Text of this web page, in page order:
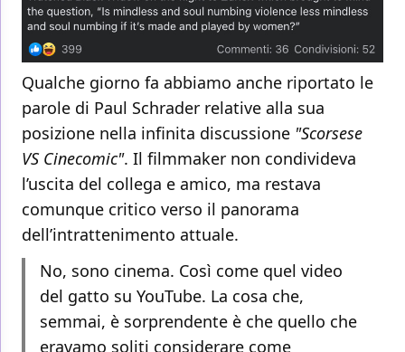
Qualche giorno fa abbiamo anche riportato le
parole di Paul Schrader relative alla sua
posizione nella infinita discussione "Scorsese
VS Cinecomic". Il filmmaker non condivideva
l’uscita del collega e amico, ma restava
comunque critico verso il panorama
dell’intrattenimento attuale.
No, sono cinema. Così come quel video
del gatto su YouTube. La cosa che,
semmai, è sorprendente è che quello che
eravamo soliti considerare come